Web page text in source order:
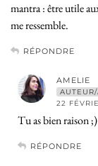
mantra : être utile
me ressemble.
RÉPONDRE
AMELIE
22
Tu as bien raison ;)
RÉPONDRE